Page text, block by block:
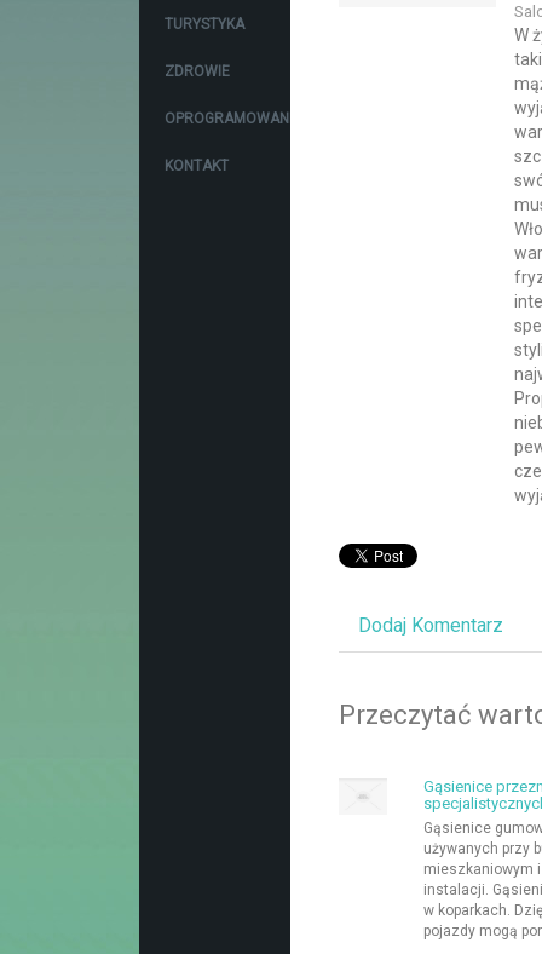
TURYSTYKA
ZDROWIE
OPROGRAMOWANIE
KONTAKT
W
Dodaj Komentarz
Przeczytać
Gąsienice
Gąsienice
używanych przy
mieszkaniowym i
instalacji.
w koparkach.
pojazdy mogą